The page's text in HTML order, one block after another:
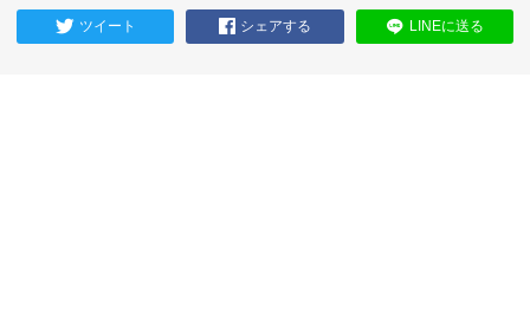
ツイート シェアする LINEに送る